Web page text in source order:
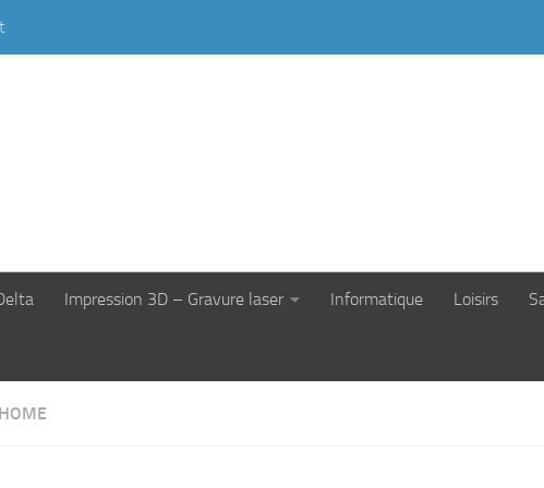
Impression 3D – Gravure laser Informatique Loisirs